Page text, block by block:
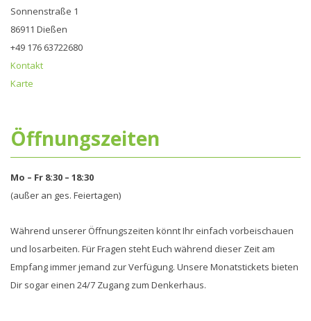
Sonnenstraße 1
86911 Dießen
+49 176 63722680‬
Kontakt
Karte
Öffnungszeiten
Mo – Fr 8:30 – 18:30
(außer an ges. Feiertagen)
Während unserer Öffnungszeiten könnt Ihr einfach vorbeischauen
und losarbeiten. Für Fragen steht Euch während dieser Zeit am
Empfang immer jemand zur Verfügung. Unsere Monatstickets bieten
Dir sogar einen 24/7 Zugang zum Denkerhaus.